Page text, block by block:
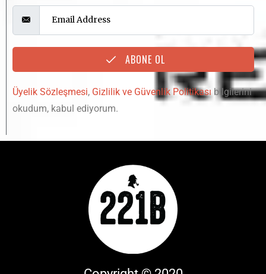
ABONE OL
Üyelik Sözleşmesi, Gizlilik ve Güvenlik Politikası bilgilerini
okudum, kabul ediyorum.